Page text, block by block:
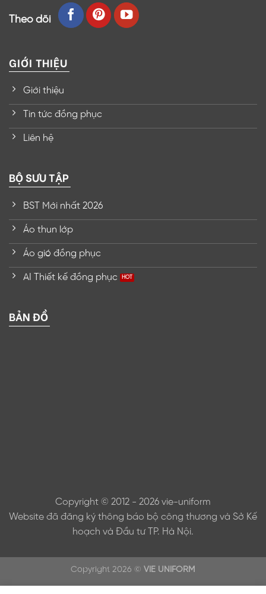
Theo dõi
GIỚI THIỆU
Giới thiệu
Tin tức đồng phục
Liên hệ
BỘ SƯU TẬP
BST Mới nhất 2026
Áo thun lớp
Áo gió đồng phục
AI Thiết kế đồng phục
BẢN ĐỒ
Copyright © 2012 - 2026 vie-uniform
Website đã đăng ký thông báo bộ công thương và Sở Kế
hoạch và Đầu tư TP. Hà Nội.
Copyright 2026 © VIE UNIFORM